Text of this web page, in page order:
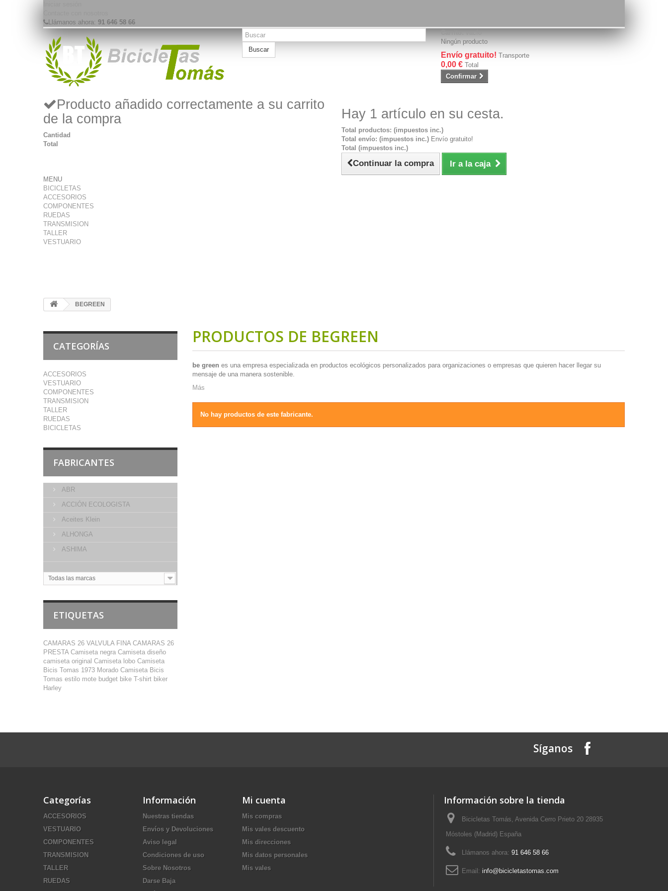
Llámanos ahora: 91 646 58 66
Buscar
Ningún producto
Envío gratuito!Transporte
0,00 € Total
Confirmar
Producto añadido correctamente a su carrito
de la compra
Cantidad
Total
Hay 1 artículo en su cesta.
Total productos: (impuestos inc.)
Total envío: (impuestos inc.) Envío gratuito!
Total (impuestos inc.)
Continuar la compra Ir a la caja
MENU
BICICLETAS
ACCESORIOS
COMPONENTES
RUEDAS
TRANSMISION
TALLER
VESTUARIO
BEGREEN
CATEGORÍAS
ACCESORIOS
VESTUARIO
COMPONENTES
TRANSMISION
TALLER
RUEDAS
BICICLETAS
FABRICANTES
ABR
ACCIÓN ECOLOGISTA
Aceites Klein
ALHONGA
ASHIMA
Todas las marcas
ETIQUETAS
CAMARAS 26 VALVULA FINA CAMARAS 26
PRESTA Camiseta negra Camiseta diseño
camiseta original Camiseta lobo Camiseta
Bicis Tomas 1973 Morado Camiseta Bicis
Tomas estilo mote budget bike T-shirt biker
Harley
PRODUCTOS DE BEGREEN
be green es una empresa especializada en productos ecológicos personalizados para organizaciones o empresas que quieren hacer llegar su
mensaje de una manera sostenible.
Más
No hay productos de este fabricante.
Síganos
Categorías
ACCESORIOS
VESTUARIO
COMPONENTES
TRANSMISION
TALLER
RUEDAS
Información
Nuestras tiendas
Envíos y Devoluciones
Aviso legal
Condiciones de uso
Sobre Nosotros
Darse Baja
Mi cuenta
Mis compras
Mis vales descuento
Mis direcciones
Mis datos personales
Mis vales
Información sobre la tienda
Bicicletas Tomás, Avenida Cerro Prieto 20 28935
Móstoles (Madrid) España
Llámanos ahora: 91 646 58 66
Email: info@bicicletastomas.com